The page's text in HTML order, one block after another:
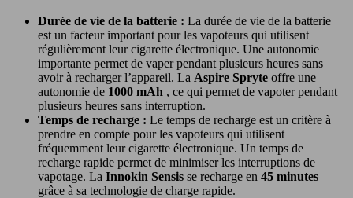
Durée de vie de la batterie : La durée de vie de la batterie
est un facteur important pour les vapoteurs qui utilisent
régulièrement leur cigarette électronique. Une autonomie
importante permet de vaper pendant plusieurs heures sans
avoir à recharger l’appareil. La Aspire Spryte offre une
autonomie de 1000 mAh , ce qui permet de vapoter pendant
plusieurs heures sans interruption.
Temps de recharge : Le temps de recharge est un critère à
prendre en compte pour les vapoteurs qui utilisent
fréquemment leur cigarette électronique. Un temps de
recharge rapide permet de minimiser les interruptions de
vapotage. La Innokin Sensis se recharge en 45 minutes
grâce à sa technologie de charge rapide.